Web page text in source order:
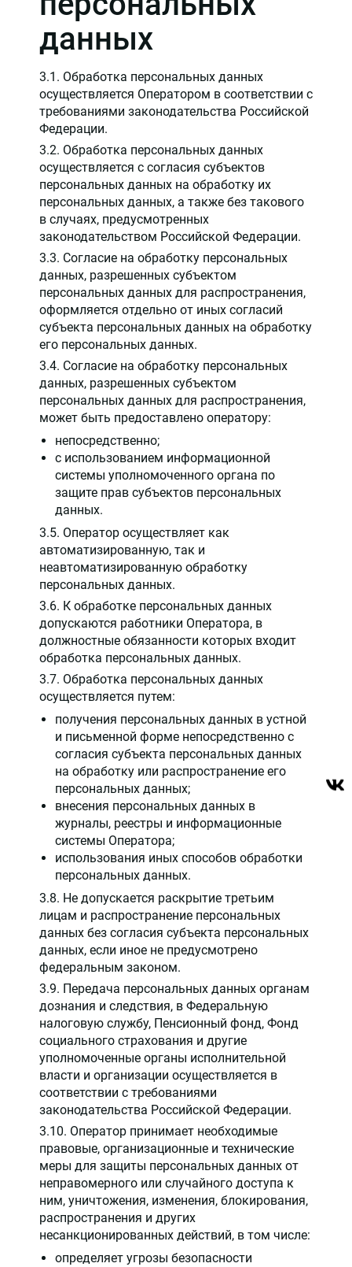
данных
3.1. Обработка персональных данных
осуществляется Оператором в соответствии с
требованиями законодательства Российской
Федерации.
3.2. Обработка персональных данных
осуществляется с согласия субъектов
персональных данных на обработку их
персональных данных, а также без такового
в случаях, предусмотренных
законодательством Российской Федерации.
3.3. Согласие на обработку персональных
данных, разрешенных субъектом
персональных данных для распространения,
оформляется отдельно от иных согласий
субъекта персональных данных на обработку
его персональных данных.
3.4. Согласие на обработку персональных
данных, разрешенных субъектом
персональных данных для распространения,
может быть предоставлено оператору:
непосредственно;
с использованием информационной
системы уполномоченного органа по
защите прав субъектов персональных
данных.
3.5. Оператор осуществляет как
автоматизированную, так и
неавтоматизированную обработку
персональных данных.
3.6. К обработке персональных данных
допускаются работники Оператора, в
должностные обязанности которых входит
обработка персональных данных.
3.7. Обработка персональных данных
осуществляется путем:
получения персональных данных в устной
и письменной форме непосредственно с
согласия субъекта персональных данных
на обработку или распространение его
персональных данных;
внесения персональных данных в
журналы, реестры и информационные
системы Оператора;
использования иных способов обработки
персональных данных.
3.8. Не допускается раскрытие третьим
лицам и распространение персональных
данных без согласия субъекта персональных
данных, если иное не предусмотрено
федеральным законом.
3.9. Передача персональных данных органам
дознания и следствия, в Федеральную
налоговую службу, Пенсионный фонд, Фонд
социального страхования и другие
уполномоченные органы исполнительной
власти и организации осуществляется в
соответствии с требованиями
законодательства Российской Федерации.
3.10. Оператор принимает необходимые
правовые, организационные и технические
меры для защиты персональных данных от
неправомерного или случайного доступа к
ним, уничтожения, изменения, блокирования,
распространения и других
несанкционированных действий, в том числе:
определяет угрозы безопасности